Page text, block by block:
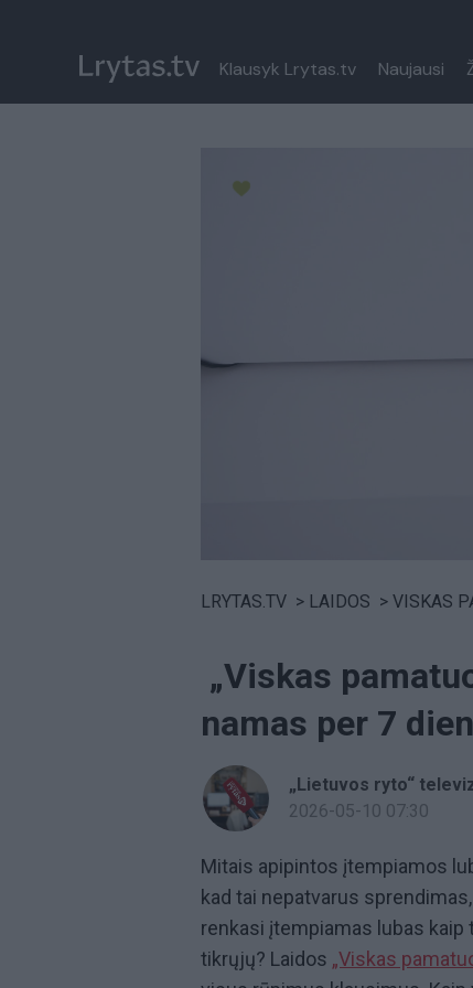
Klausyk Lrytas.tv Naujausi
LRYTAS.TV > LAIDOS > VISKAS
„Viskas
namas per 7
„Lietuvos ryto“
2026-05-10 07:30
Mitais apipintos įtempiamos
kad tai nepatvarus
renkasi įtempiamas lubas kaip
tikrųjų? Laidos „Viskas